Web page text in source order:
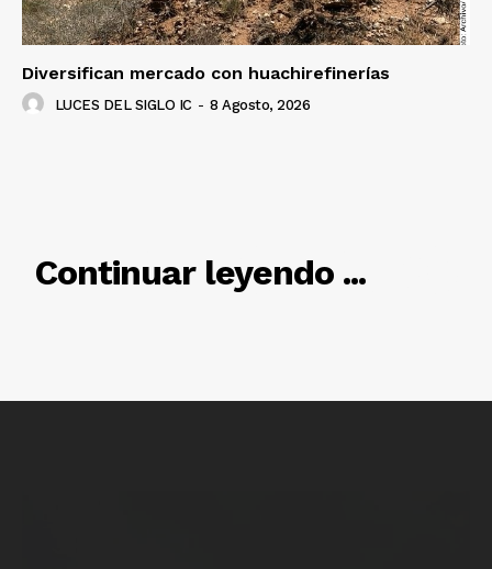
Diversifican mercado con huachirefinerías
LUCES DEL SIGLO IC - 8 Agosto, 2026
Continuar leyendo ...
RELACIONADO